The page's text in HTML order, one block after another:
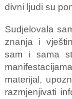
divni ljudi su
Sudjelovala
znanja i
sam i sama
materijal,
razmjenjivati